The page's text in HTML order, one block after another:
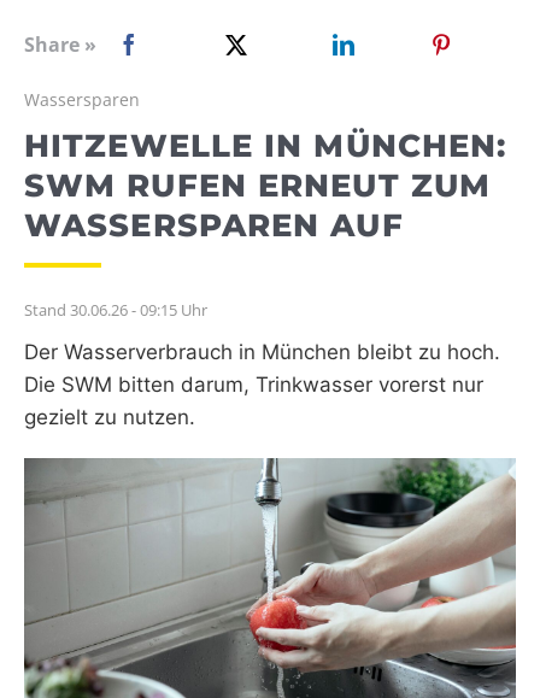
WEBRADIO
Share »
Wassersparen
HITZEWELLE IN MÜNCHEN:
SWM RUFEN ERNEUT ZUM
WASSERSPAREN AUF
Stand 30.06.26 - 09:15 Uhr
Der Wasserverbrauch in München bleibt zu hoch.
Die SWM bitten darum, Trinkwasser vorerst nur
gezielt zu nutzen.